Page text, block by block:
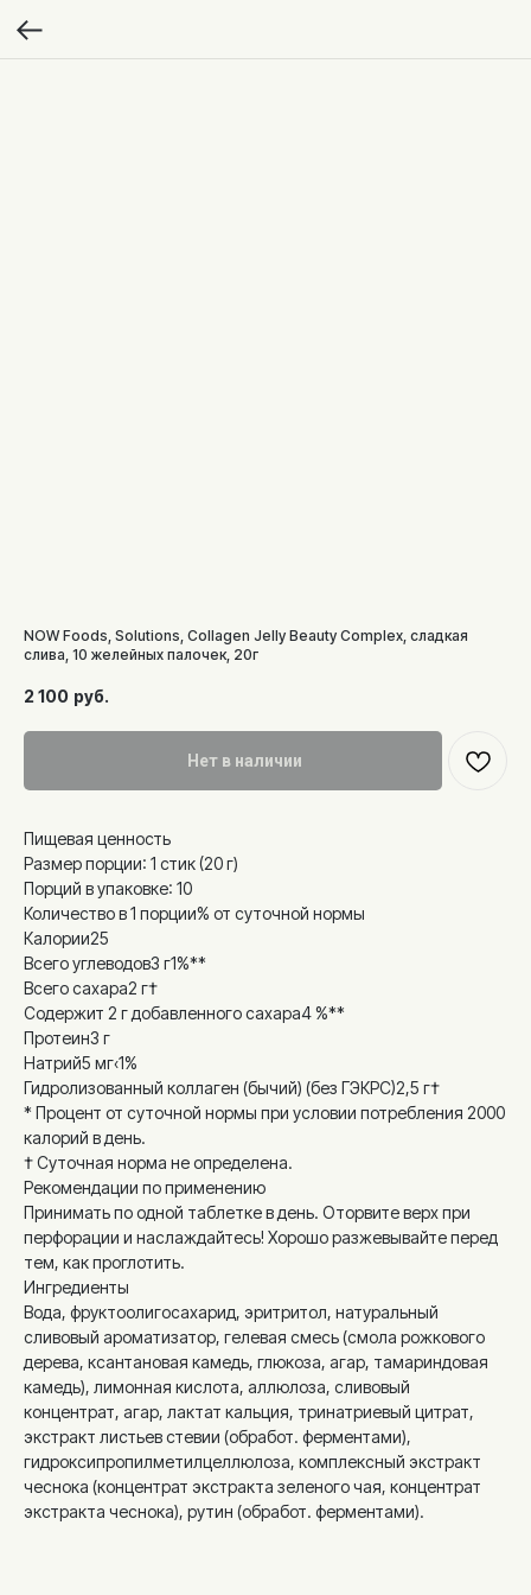
NOW Foods, Solutions, Collagen Jelly Beauty Complex, сладкая
слива, 10 желейных палочек, 20г
2 100 руб.
Нет в наличии
Пищевая ценность
Размер порции: 1 стик (20 г)
Порций в упаковке: 10
Количество в 1 порции% от суточной нормы
Калории25
Всего углеводов3 г1%**
Всего сахара2 г†
Содержит 2 г добавленного сахара4 %**
Протеин3 г
Натрий5 мг‹1%
Гидролизованный коллаген (бычий) (без ГЭКРС)2,5 г†
* Процент от суточной нормы при условии потребления 2000
калорий в день.
† Суточная норма не определена.
Рекомендации по применению
Принимать по одной таблетке в день. Оторвите верх при
перфорации и наслаждайтесь! Хорошо разжевывайте перед
тем, как проглотить.
Ингредиенты
Вода, фруктоолигосахарид, эритритол, натуральный
сливовый ароматизатор, гелевая смесь (смола рожкового
дерева, ксантановая камедь, глюкоза, агар, тамариндовая
камедь), лимонная кислота, аллюлоза, сливовый
концентрат, агар, лактат кальция, тринатриевый цитрат,
экстракт листьев стевии (обработ. ферментами),
гидроксипропилметилцеллюлоза, комплексный экстракт
чеснока (концентрат экстракта зеленого чая, концентрат
экстракта чеснока), рутин (обработ. ферментами).